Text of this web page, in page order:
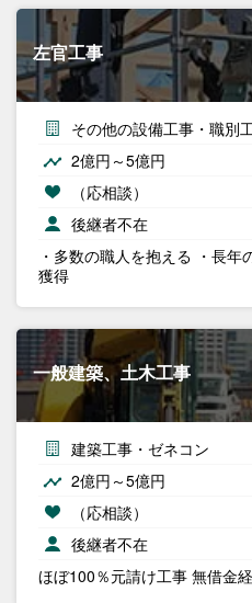
左官工事
その他の設備工事・職別
2億円～5億円
（応相談）
後継者不在
・多数の職人を抱える ・長
獲得
一般建築、土木工事
建築工事・ゼネコン
2億円～5億円
（応相談）
後継者不在
ほぼ100％元請け工事 無借金